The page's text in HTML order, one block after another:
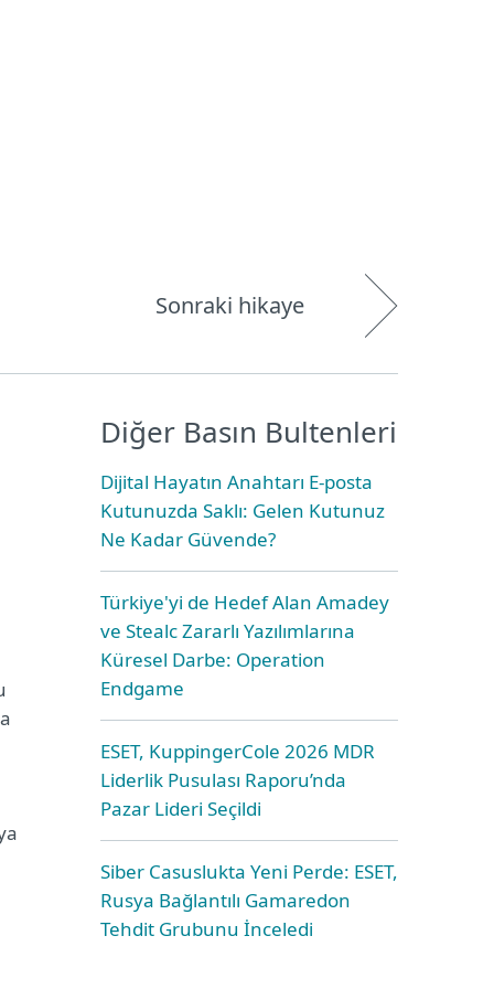
Sonraki hikaye
Diğer Basın Bultenleri
Dijital Hayatın Anahtarı E-posta
Kutunuzda Saklı: Gelen Kutunuz
Ne Kadar Güvende?
Türkiye'yi de Hedef Alan Amadey
ve Stealc Zararlı Yazılımlarına
Küresel Darbe: Operation
Endgame
ESET, KuppingerCole 2026 MDR
Liderlik Pusulası Raporu’nda
Pazar Lideri Seçildi
Siber Casuslukta Yeni Perde: ESET,
Rusya Bağlantılı Gamaredon
Tehdit Grubunu İnceledi